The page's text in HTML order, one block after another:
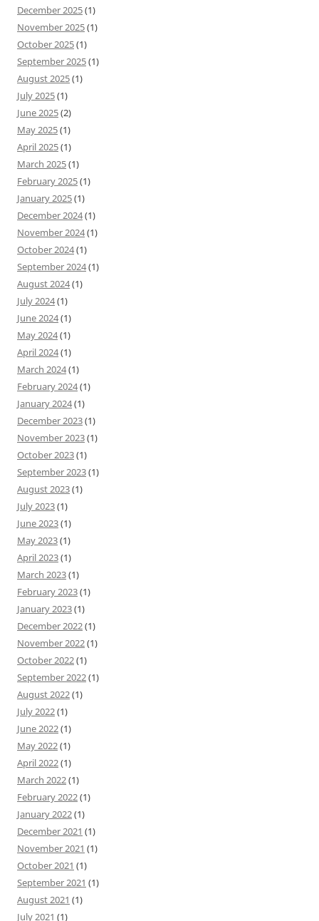
December 2025(1)
November 2025(1)
October 2025(1)
September 2025(1)
August 2025(1)
July 2025(1)
June 2025(2)
May 2025(1)
April 2025(1)
March 2025(1)
February 2025(1)
January 2025(1)
December 2024(1)
November 2024(1)
October 2024(1)
September 2024(1)
August 2024(1)
July 2024(1)
June 2024(1)
May 2024(1)
April 2024(1)
March 2024(1)
February 2024(1)
January 2024(1)
December 2023(1)
November 2023(1)
October 2023(1)
September 2023(1)
August 2023(1)
July 2023(1)
June 2023(1)
May 2023(1)
April 2023(1)
March 2023(1)
February 2023(1)
January 2023(1)
December 2022(1)
November 2022(1)
October 2022(1)
September 2022(1)
August 2022(1)
July 2022(1)
June 2022(1)
May 2022(1)
April 2022(1)
March 2022(1)
February 2022(1)
January 2022(1)
December 2021 (1)
November 2021 (1)
October 2021 (1)
September 2021 (1)
August 2021 (1)
July 2021 (1)